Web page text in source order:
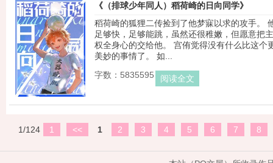
《（排球少年同人）稻荷崎的日向同学》
作者：莫
稻荷崎的狐狸二传捡到了他梦寐以求的攻手。
足够快，足够能跳，虽然还很稚嫩，但愿意把
权全身心的交给他。 宫侑觉得没有什么比这个
美妙的事情了。 如...
字数：5835595
阅读全文
1/124 1 << 1 2 3 4 5 6 7 8